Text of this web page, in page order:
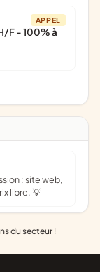
APPEL
F - 100% à
libre. 💡
du secteur !